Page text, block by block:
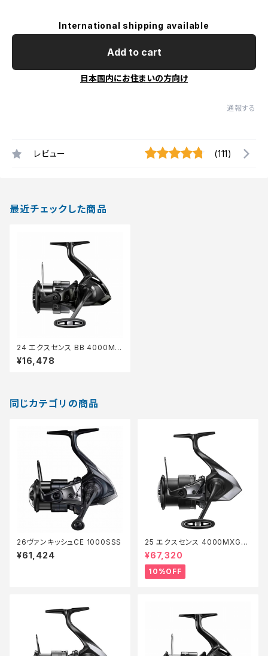
International shipping available
Add to cart
日本国内にお住まいの方向け
通報する
レビュー (111)
最近チェックした商品
24 エクスセンス BB 4000MX
G
¥16,478
同じカテゴリの商品
26ヴァンキッシュCE 1000SSS
¥61,424
25 エクスセンス 4000MXG
【継続セール_リール】【10】
¥67,320
10%OFF